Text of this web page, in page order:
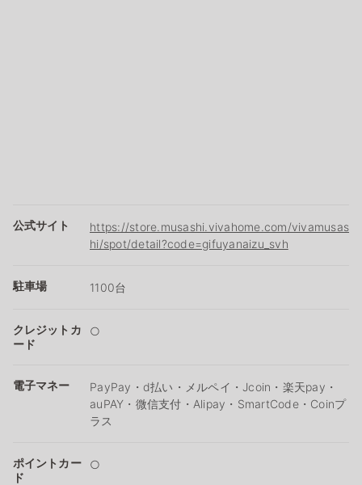
公式サイト
https://store.musashi.vivahome.com/vivamusas
hi/spot/detail?code=gifuyanaizu_svh
駐車場 1100台
クレジットカ
ード
○
電子マネー
PayPay・d払い・メルペイ・Jcoin・楽天pay・
auPAY・微信支付・Alipay・SmartCode・Coinプ
ラス
ポイントカー
ド
○